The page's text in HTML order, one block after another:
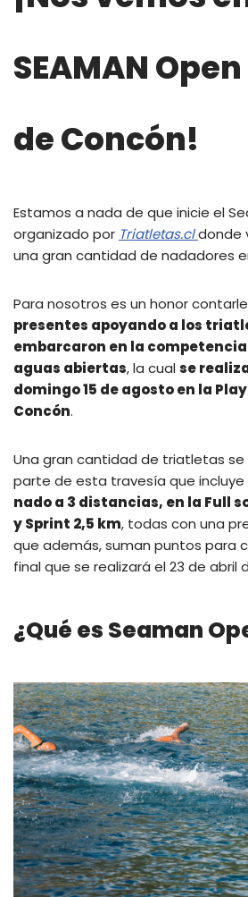
SEAMAN
de Concón!
Estamos a nada de que inicie el
organizado por Triatletas.cldonde
una gran cantidad de nadadores
Para nosotros es un honor
presentes apoyando a los
embarcaron en la
aguas abiertas, la cualse
domingo 15 de agosto en la
Concón.
Una gran cantidad de triatletas se
parte de esta travesía que incluye
nado a 3 distancias, en la Full
y Sprint 2,5 km, todas con una
que además, suman puntos para
final que se realizará el 23 de abril
¿Qué es Seaman